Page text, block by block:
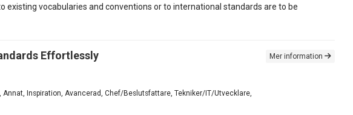
existing vocabularies and conventions or to international standards are to be
Effortlessly
Inspiration, Avancerad, Chef/Beslutsfattare, Tekniker/IT/Utvecklare,
Mer information